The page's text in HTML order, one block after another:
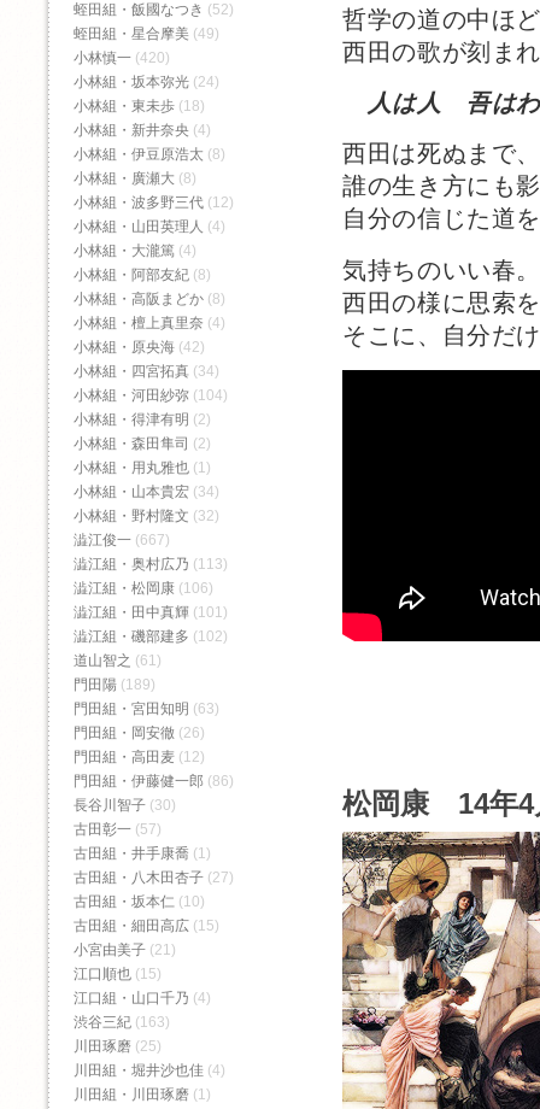
哲学の道の中ほ
西田の歌が刻ま
人は人 吾は
西田は死ぬまで
誰の生き方にも
自分の信じた道
気持ちのいい春
西田の様に思索
そこに、自分だ
松岡康 14年4
蛭田組・飯國なつき (52)
蛭田組・星合摩美 (49)
小林慎一 (420)
小林組・坂本弥光 (24)
小林組・東未歩 (18)
小林組・新井奈央 (4)
小林組・伊豆原浩太 (8)
小林組・廣瀬大 (8)
小林組・波多野三代 (12)
小林組・山田英理人 (4)
小林組・大瀧篤 (4)
小林組・阿部友紀 (8)
小林組・高阪まどか (8)
小林組・檀上真里奈 (4)
小林組・原央海 (42)
小林組・四宮拓真 (34)
小林組・河田紗弥 (104)
小林組・得津有明 (2)
小林組・森田隼司 (2)
小林組・用丸雅也 (1)
小林組・山本貴宏 (34)
小林組・野村隆文 (32)
澁江俊一 (667)
澁江組・奥村広乃 (113)
澁江組・松岡康 (106)
澁江組・田中真輝 (101)
澁江組・磯部建多 (102)
道山智之 (61)
門田陽 (189)
門田組・宮田知明 (63)
門田組・岡安徹 (26)
門田組・高田麦 (12)
門田組・伊藤健一郎 (86)
長谷川智子 (30)
古田彰一 (57)
古田組・井手康喬 (1)
古田組・八木田杏子 (27)
古田組・坂本仁 (10)
古田組・細田高広 (15)
小宮由美子 (21)
江口順也 (15)
江口組・山口千乃 (4)
渋谷三紀 (163)
川田琢磨 (25)
川田組・堀井沙也佳 (4)
川田組・川田琢磨 (1)